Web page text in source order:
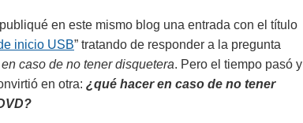
en este mismo blog una entrada con el título
inicio USB” tratando de responder a la pregunta
caso de no tener disquetera. Pero el tiempo pasó y
en otra: ¿qué hacer en caso de no tener